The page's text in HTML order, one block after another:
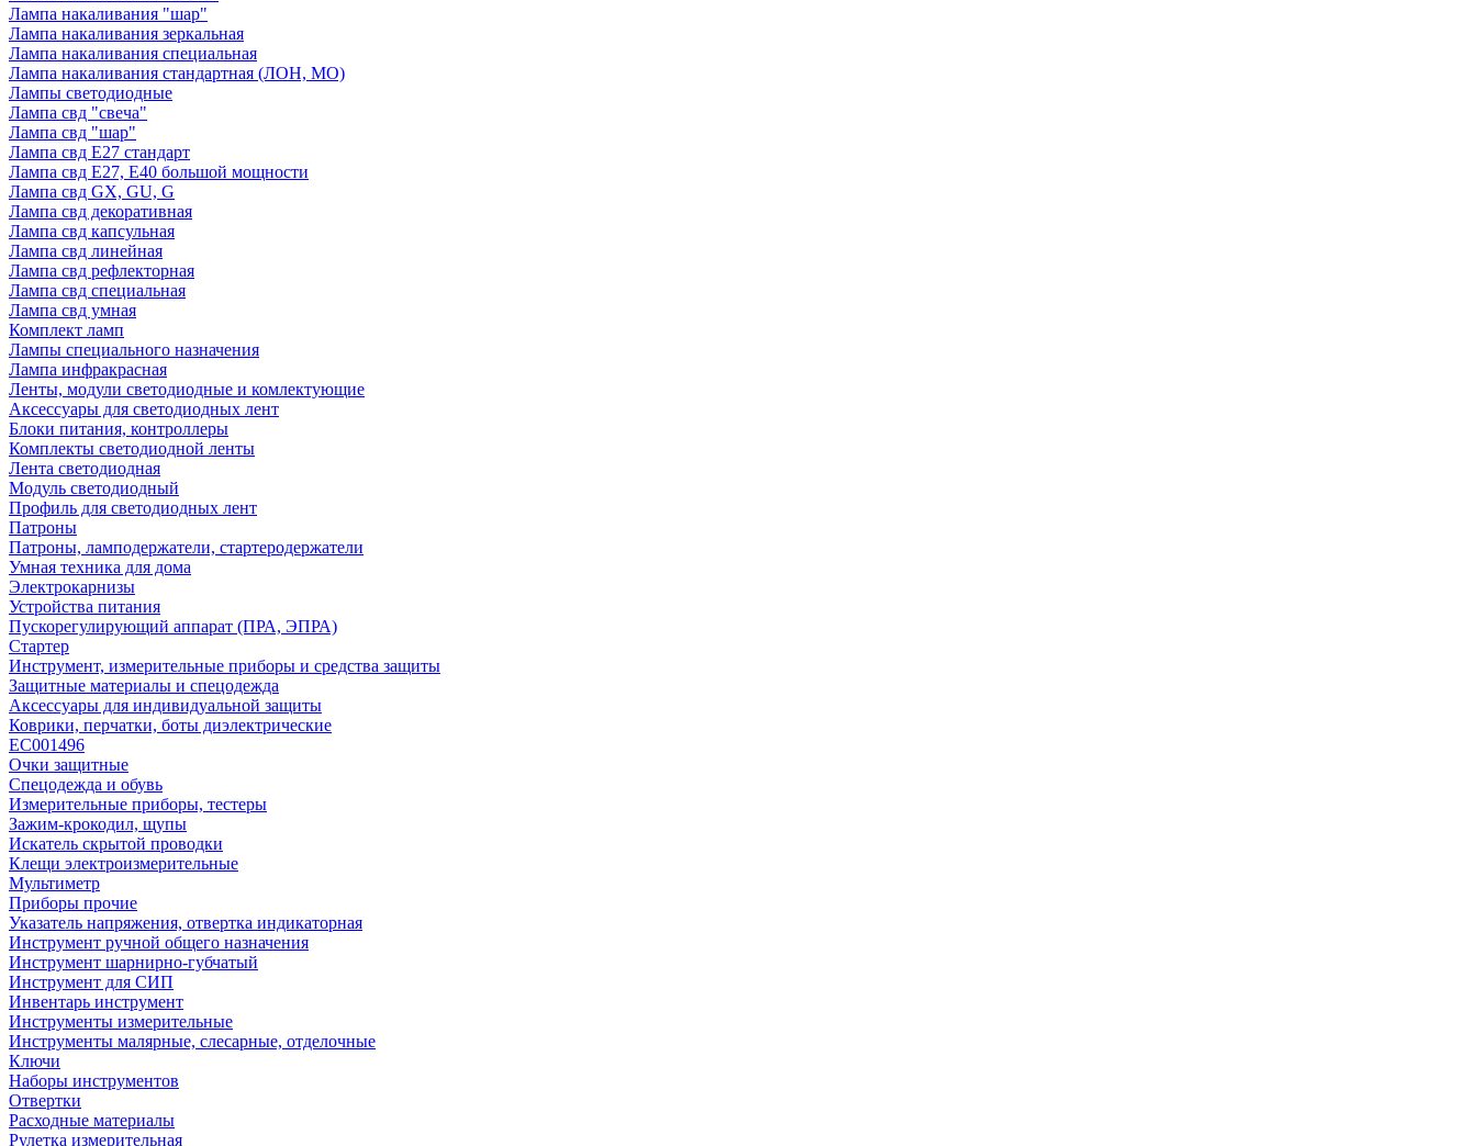
Лампа накаливания "шар"
Лампа накаливания зеркальная
Лампа накаливания специальная
Лампа накаливания стандартная (ЛОН, МО)
Лампы светодиодные
Лампа свд "свеча"
Лампа свд "шар"
Лампа свд E27 стандарт
Лампа свд E27, Е40 большой мощности
Лампа свд GX, GU, G
Лампа свд декоративная
Лампа свд капсульная
Лампа свд линейная
Лампа свд рефлекторная
Лампа свд специальная
Лампа свд умная
Комплект ламп
Лампы специального назначения
Лампа инфракрасная
Ленты, модули светодиодные и комлектующие
Аксессуары для светодиодных лент
Блоки питания, контроллеры
Комплекты светодиодной ленты
Лента светодиодная
Модуль светодиодный
Профиль для светодиодных лент
Патроны
Патроны, ламподержатели, стартеродержатели
Умная техника для дома
Электрокарнизы
Устройства питания
Пускорегулирующий аппарат (ПРА, ЭПРА)
Стартер
Инструмент, измерительные приборы и средства защиты
Защитные материалы и спецодежда
Аксессуары для индивидуальной защиты
Коврики, перчатки, боты диэлектрические
EC001496
Очки защитные
Спецодежда и обувь
Измерительные приборы, тестеры
Зажим-крокодил, щупы
Искатель скрытой проводки
Клещи электроизмерительные
Мультиметр
Приборы прочие
Указатель напряжения, отвертка индикаторная
Инструмент ручной общего назначения
Инструмент шарнирно-губчатый
Инструмент для СИП
Инвентарь инструмент
Инструменты измерительные
Инструменты малярные, слесарные, отделочные
Ключи
Наборы инструментов
Отвертки
Расходные материалы
Рулетка измерительная